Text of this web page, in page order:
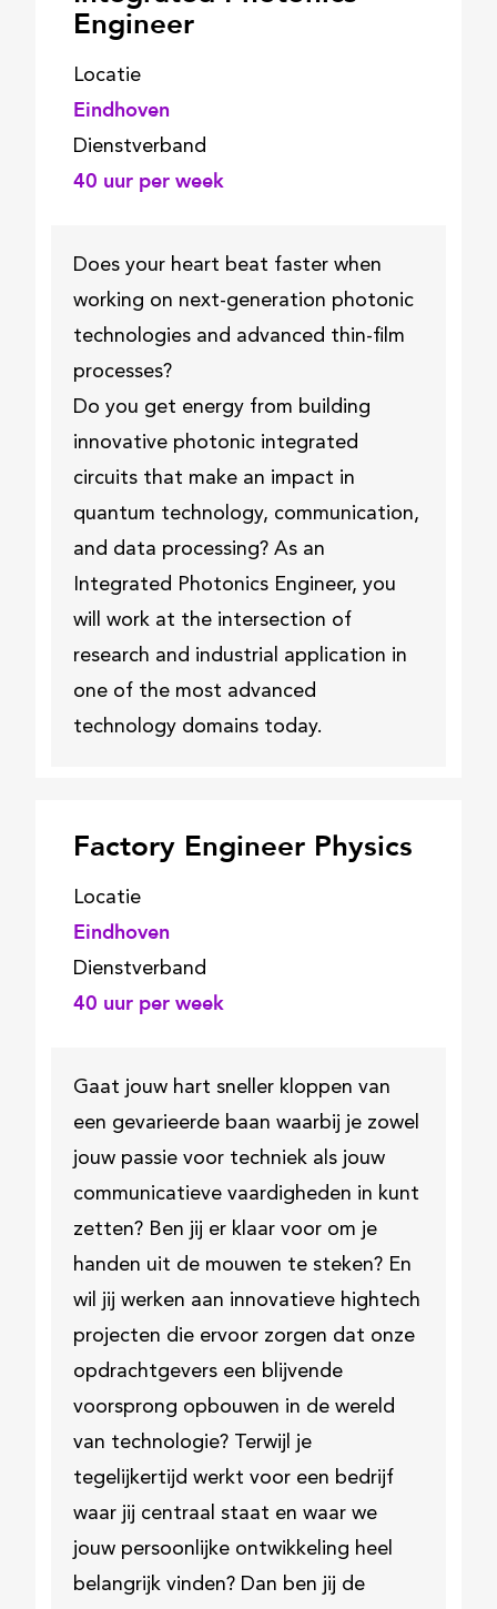
Engineer
Locatie
Eindhoven
Dienstverband
40 uur per week
Does your heart beat faster when
working on next-generation photonic
technologies and advanced thin-film
processes?
Do you get energy from building
innovative photonic integrated
circuits that make an impact in
quantum technology, communication,
and data processing? As an
Integrated Photonics Engineer, you
will work at the intersection of
research and industrial application in
one of the most advanced
technology domains today.
Factory Engineer Physics
Locatie
Eindhoven
Dienstverband
40 uur per week
Gaat jouw hart sneller kloppen van
een gevarieerde baan waarbij je zowel
jouw passie voor techniek als jouw
communicatieve vaardigheden in kunt
zetten? Ben jij er klaar voor om je
handen uit de mouwen te steken? En
wil jij werken aan innovatieve hightech
projecten die ervoor zorgen dat onze
opdrachtgevers een blijvende
voorsprong opbouwen in de wereld
van technologie? Terwijl je
tegelijkertijd werkt voor een bedrijf
waar jij centraal staat en waar we
jouw persoonlijke ontwikkeling heel
belangrijk vinden? Dan ben jij de